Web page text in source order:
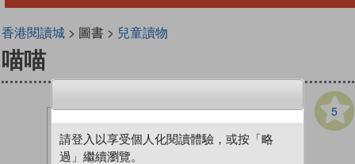
香港閱讀城> 圖書 > 兒童讀物
喵喵
5
請登入以享受個人化閱讀體驗，或按「略
過」繼續瀏覽。